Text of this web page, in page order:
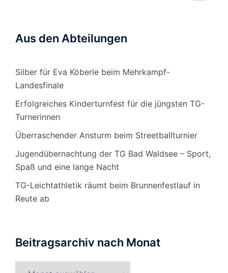
Aus den Abteilungen
Silber für Eva Köberle beim Mehrkampf-
Landesfinale
Erfolgreiches Kinderturnfest für die jüngsten TG-
Turnerinnen
Überraschender Ansturm beim Streetballturnier
Jugendübernachtung der TG Bad Waldsee – Sport,
Spaß und eine lange Nacht
TG-Leichtathletik räumt beim Brunnenfestlauf in
Reute ab
Beitragsarchiv nach Monat